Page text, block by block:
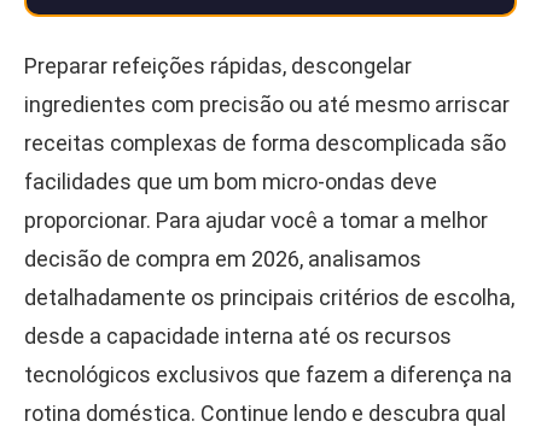
Preparar refeições rápidas, descongelar
ingredientes com precisão ou até mesmo arriscar
receitas complexas de forma descomplicada são
facilidades que um bom micro-ondas deve
proporcionar. Para ajudar você a tomar a melhor
decisão de compra em 2026, analisamos
detalhadamente os principais critérios de escolha,
desde a capacidade interna até os recursos
tecnológicos exclusivos que fazem a diferença na
rotina doméstica. Continue lendo e descubra qual